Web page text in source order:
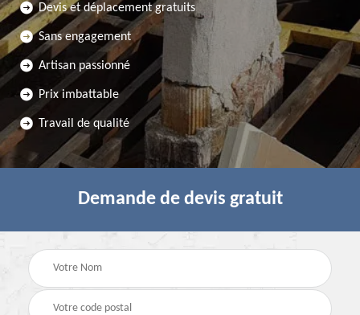
Devis et déplacement gratuits
Sans engagement
Artisan passionné
Prix imbattable
Travail de qualité
Demande de devis gratuit